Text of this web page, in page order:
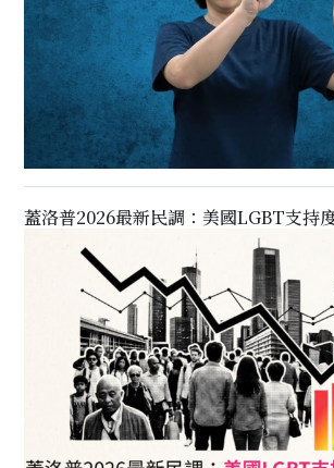
蓋洛普2026最新民調：美國LGBT支持